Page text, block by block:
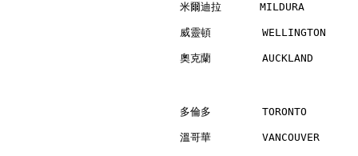
米爾迪拉      MILDURA
威靈頓        WELLINGTON
奧克蘭        AUCKLAND
多倫多        TORONTO
溫哥華